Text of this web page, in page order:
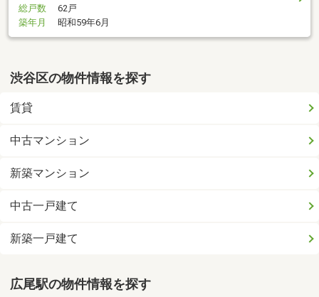
総戸数
62戸
築年月
昭和59年6月
渋谷区の物件情報を探す
賃貸
中古マンション
新築マンション
中古一戸建て
新築一戸建て
広尾駅の物件情報を探す